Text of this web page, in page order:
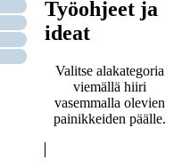
Työohjeet ja
ideat
Valitse alakategoria
viemällä hiiri
vasemmalla olevien
painikkeiden päälle.